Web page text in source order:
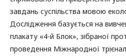
завдань суспільства мовою
Дослідження базується на
плакату «4-й Блок», зібраної
проведення Міжнародної